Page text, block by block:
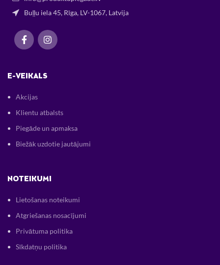
Buļļu iela 45, Rīga, LV-1067, Latvija
E-VEIKALS
Akcijas
Klientu atbalsts
Piegāde un apmaksa
Biežāk uzdotie jautājumi
NOTEIKUMI
Lietošanas noteikumi
Atgriešanas nosacījumi
Privātuma politika
Sīkdatņu politika